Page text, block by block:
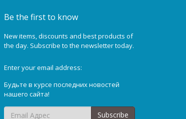
Be the first to know
New items, discounts and best products of
the day. Subscribe to the newsletter today.
Enter your email address:
Будьте в курсе последних новостей
нашего сайта!
Subscribe